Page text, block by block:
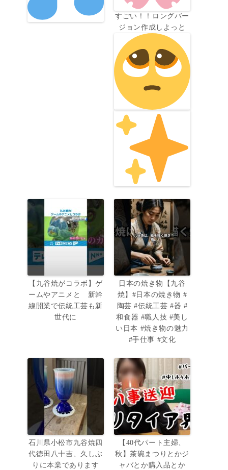
すごい！！ロングバー
ジョン作成しよっと
【九谷焼がコラボ】ゲ
ームやアニメと 新幹
線開業で伝統工芸も新
世代に
日本の焼き物【九谷
焼】#日本の焼き物 #
陶芸 #伝統工芸 #器 #
和食器 #職人技 #美し
い日本 #焼き物の魅力
#手仕事 #文化
石川県小松市九谷焼四
代徳田八十吉、久しぶ
りに本業であります
【40代パート主婦、
秋】茶碗まつりとかジ
ャバとか購入品とか